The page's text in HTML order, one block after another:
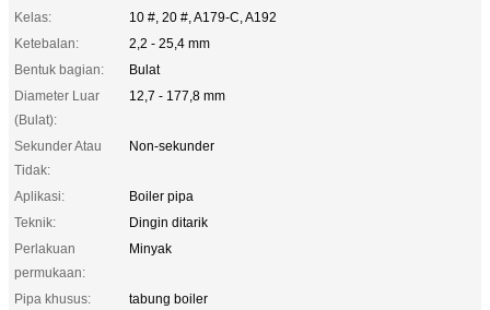
Kelas:
10 #, 20 #, A179-C, A192
Ketebalan:
2,2 - 25,4 mm
Bentuk bagian:
Bulat
Diameter Luar
(Bulat):
12,7 - 177,8 mm
Sekunder Atau
Tidak:
Non-sekunder
Aplikasi:
Boiler pipa
Teknik:
Dingin ditarik
Perlakuan
permukaan:
Minyak
Pipa khusus:
tabung boiler